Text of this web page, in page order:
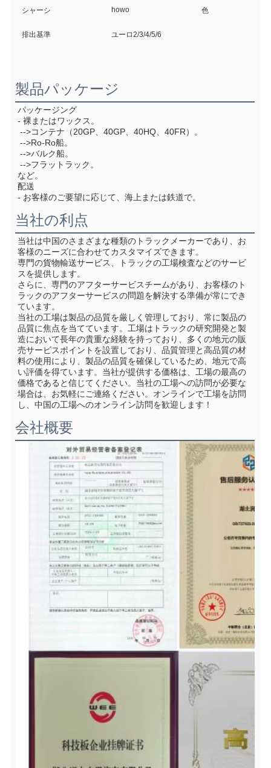
シャーシ howo 色
排出基準 ユーロ2/3/4/5/6
製品パッケージ
パッケージング
- 裸またはワックス。
-->コンテナ（20GP、40GP、40HQ、40FR）。
-->Ro-Ro船。
-->バルク船。
-->フラットラック。
など。
配送
- お客様のご要望に応じて、海上または鉄道で。
当社の利点
当社は中国のさまざまな種類のトラックメーカーであり、お
客様のニーズに合わせてカスタマイズできます。
専門の貨物輸送サービス、トラックの工場検査などのサービ
スを提供します。
さらに、専門のアフターサービスチームがあり、お客様のト
ラックのアフターサービスの問題を解決する準備が常にでき
ています。
当社の工場は製品の品質を厳しく管理しており、常に製品の
品質に焦点を当てています。工場はトラックの研究開発と製
造において長年の貴重な経験を持っており、多くの地元の販
売サービスポイントを設置しており、品質管理と高品質の材
料の使用により、製品の品質を確保しているため、地元で高
い評価を得ています。当社が提供する価格は、工場の最高の
価格であると信じてください。当社の工場への訪問が必要な
場合は、お気軽にご連絡ください。オンラインで工場を訪問
し、中国の工場へのオンライン訪問を歓迎します！
会社概要